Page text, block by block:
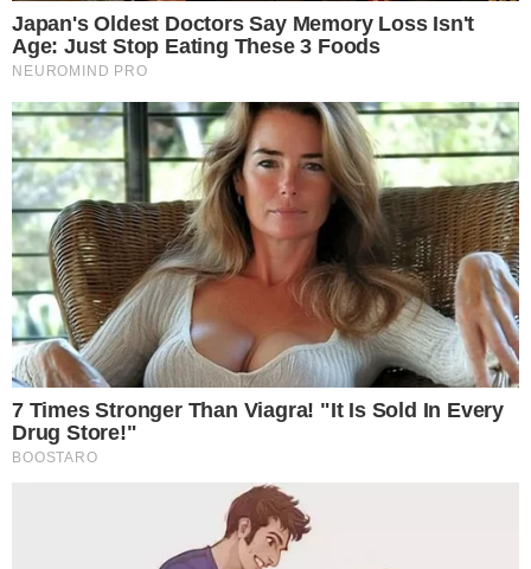
ระบบในร่างกายสามารถทำงานได้อ ย่ างเต็มประสิทธิภาพในการใช้
ชีวิตประจำวัน และการล้างผักให้สะอาดโดยไม่มีส า รตกค้างก็เป็น